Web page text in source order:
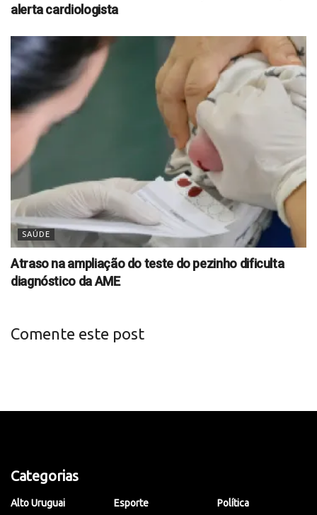
alerta cardiologista
SAÚDE
Atraso na ampliação do teste do pezinho dificulta
diagnóstico da AME
Comente este post
Categorias
Alto Uruguai Esporte Política